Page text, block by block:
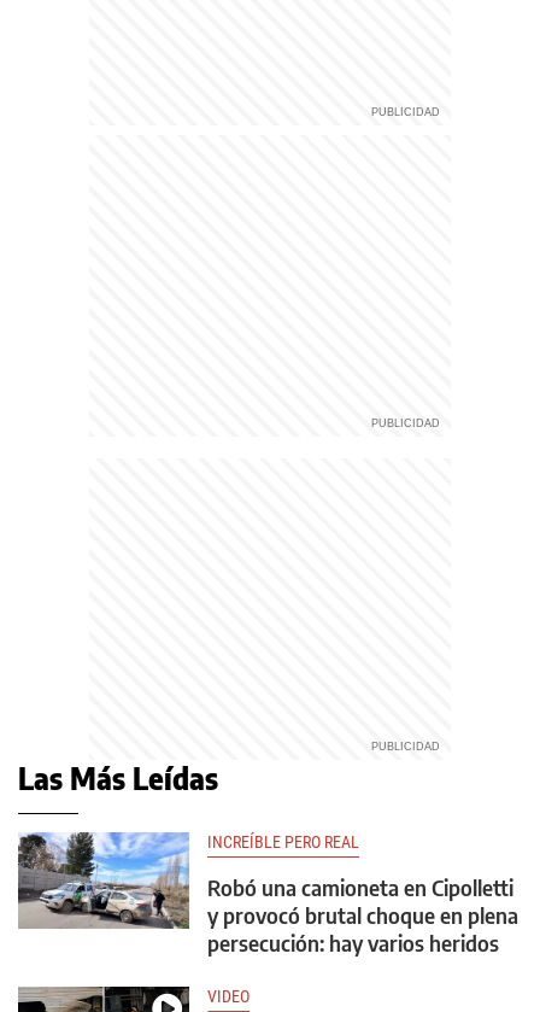
Las Más Leídas
INCREÍBLE PERO REAL
Robó una camioneta en Cipolletti
y provocó brutal choque en plena
persecución: hay varios heridos
VIDEO